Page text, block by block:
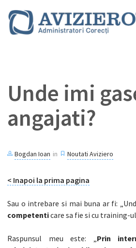
Despre
Curs
Curs presedinti
Contact
Unde imi
angajati?
Bogdan Ioan in Noutati Aviziero
< Inapoi la prima pagina
Sau o intrebare si mai buna ar fi:
competenticare sa fie si cu training-
Raspunsul meu este: „ Prin